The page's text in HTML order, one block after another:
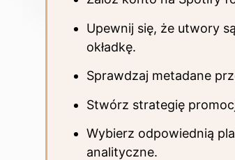
Upewnij się, że utwory
okładkę.
Sprawdzaj metadane
Stwórz strategię
Wybierz odpowiednią
analityczne.